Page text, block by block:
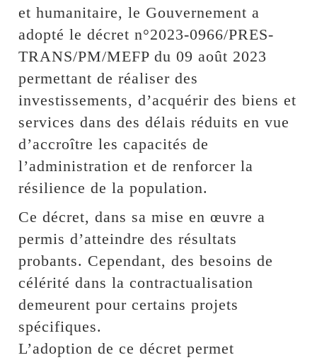
et humanitaire, le Gouvernement a
adopté le décret n°2023-0966/PRES-
TRANS/PM/MEFP du 09 août 2023
permettant de réaliser des
investissements, d’acquérir des biens et
services dans des délais réduits en vue
d’accroître les capacités de
l’administration et de renforcer la
résilience de la population.
Ce décret, dans sa mise en œuvre a
permis d’atteindre des résultats
probants. Cependant, des besoins de
célérité dans la contractualisation
demeurent pour certains projets
spécifiques.
L’adoption de ce décret permet